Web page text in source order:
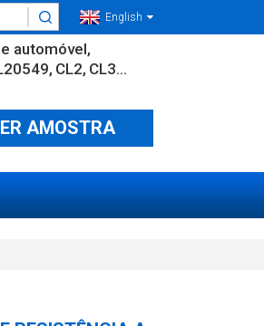
English
automóvel
CL2 CL3...
AMOSTRA